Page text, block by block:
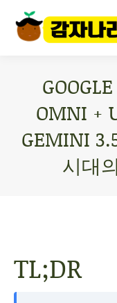
OMNI +
GEMINI
시대
TL;DR